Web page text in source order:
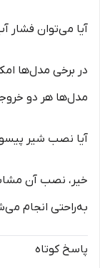
آیا می‌توان فشار
در برخی مدل‌ها
مدل‌ها هر دو
آیا نصب شیر
خیر، نصب آن
به‌راحتی انجام
پاسخ کوتاه